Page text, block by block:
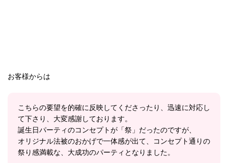
お客様からは
こちらの要望を的確に反映してくださったり、迅速に対応し
て下さり、大変感謝しております。
誕生日パーティのコンセプトが「祭」だったのですが、
オリジナル法被のおかげで一体感が出て、コンセプト通りの
祭り感満載な、大成功のパーティとなりました。